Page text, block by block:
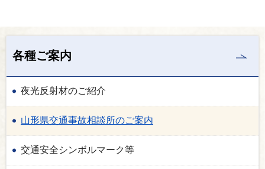
各種ご案内
夜光反射材のご紹介
山形県交通事故相談所のご案内
交通安全シンボルマーク等